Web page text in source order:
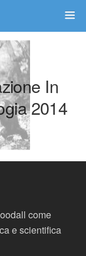
In
2014
come
e scientifica